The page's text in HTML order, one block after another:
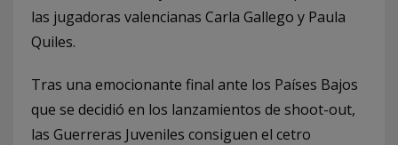
las jugadoras valencianas Carla Gallego y Paula
Quiles.
Tras una emocionante final ante los Países Bajos
que se decidió en los lanzamientos de shoot-out,
las Guerreras Juveniles consiguen el cetro